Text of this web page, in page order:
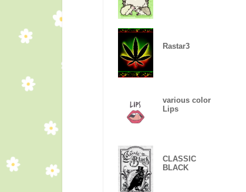
Rastar3
various color
Lips
CLASSIC
BLACK